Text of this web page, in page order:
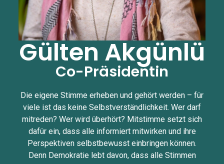
Gülten Akgünlü
Co-Präsidentin
Die eigene Stimme erheben und gehört werden – für
viele ist das keine Selbstverständlichkeit. Wer darf
mitreden? Wer wird überhört? Mitstimme setzt sich
dafür ein, dass alle informiert mitwirken und ihre
Perspektiven selbstbewusst einbringen können.
Denn Demokratie lebt davon, dass alle Stimmen